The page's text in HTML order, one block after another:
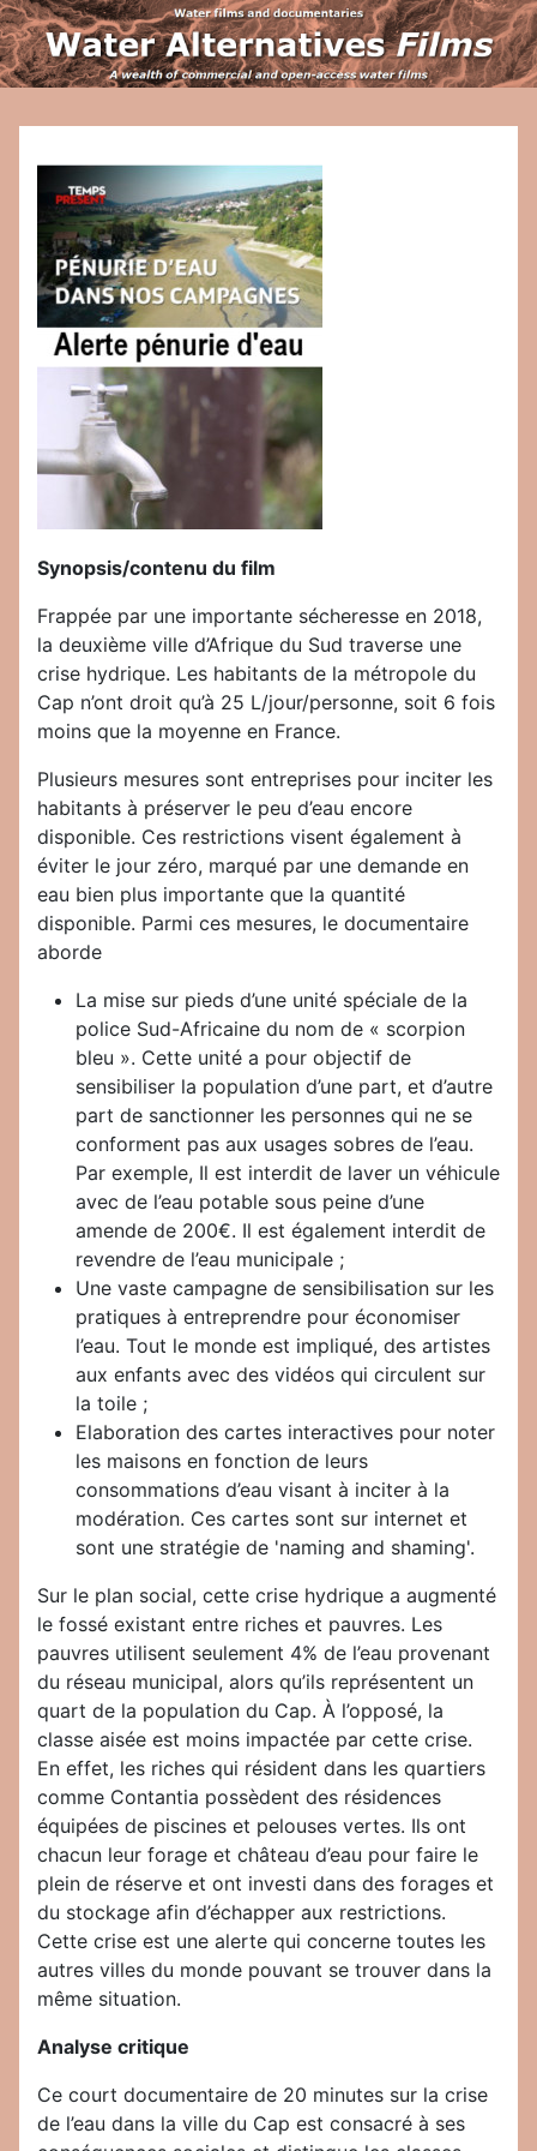
Synopsis/contenu du film
Frappée par une importante sécheresse en 2018,
la deuxième ville d’Afrique du Sud traverse une
crise hydrique. Les habitants de la métropole du
Cap n’ont droit qu’à 25 L/jour/personne, soit 6 fois
moins que la moyenne en France.
Plusieurs mesures sont entreprises pour inciter les
habitants à préserver le peu d’eau encore
disponible. Ces restrictions visent également à
éviter le jour zéro, marqué par une demande en
eau bien plus importante que la quantité
disponible. Parmi ces mesures, le documentaire
aborde
La mise sur pieds d’une unité spéciale de la
police Sud-Africaine du nom de « scorpion
bleu ». Cette unité a pour objectif de
sensibiliser la population d’une part, et d’autre
part de sanctionner les personnes qui ne se
conforment pas aux usages sobres de l’eau.
Par exemple, Il est interdit de laver un véhicule
avec de l’eau potable sous peine d’une
amende de 200€. Il est également interdit de
revendre de l’eau municipale ;
Une vaste campagne de sensibilisation sur les
pratiques à entreprendre pour économiser
l’eau. Tout le monde est impliqué, des artistes
aux enfants avec des vidéos qui circulent sur
la toile ;
Elaboration des cartes interactives pour noter
les maisons en fonction de leurs
consommations d’eau visant à inciter à la
modération. Ces cartes sont sur internet et
sont une stratégie de 'naming and shaming'.
Sur le plan social, cette crise hydrique a augmenté
le fossé existant entre riches et pauvres. Les
pauvres utilisent seulement 4% de l’eau provenant
du réseau municipal, alors qu’ils représentent un
quart de la population du Cap. À l’opposé, la
classe aisée est moins impactée par cette crise.
En effet, les riches qui résident dans les quartiers
comme Contantia possèdent des résidences
équipées de piscines et pelouses vertes. Ils ont
chacun leur forage et château d’eau pour faire le
plein de réserve et ont investi dans des forages et
du stockage afin d’échapper aux restrictions.
Cette crise est une alerte qui concerne toutes les
autres villes du monde pouvant se trouver dans la
même situation.
Analyse critique
Ce court documentaire de 20 minutes sur la crise
de l’eau dans la ville du Cap est consacré à ses